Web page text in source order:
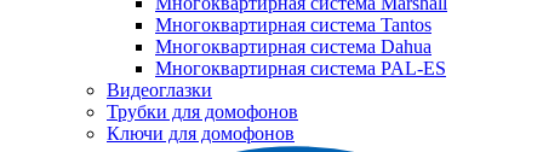
Многоквартирная система Tantos
Многоквартирная система Dahua
Многоквартирная система PAL-ES
Видеоглазки
Трубки для домофонов
Ключи для домофонов